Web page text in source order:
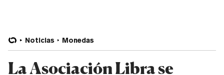
Noticias Monedas
La Asociación Libra se